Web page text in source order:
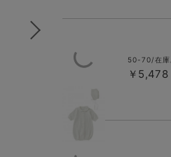
50-70/在庫
￥5,478